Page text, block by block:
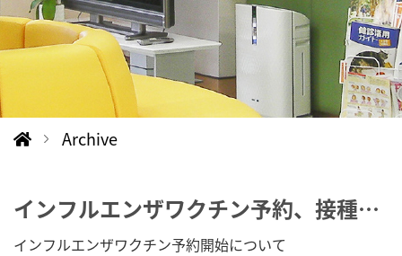
Archive
インフルエンザワクチン予約、接種の
お知らせ
インフルエンザワクチン予約開始について